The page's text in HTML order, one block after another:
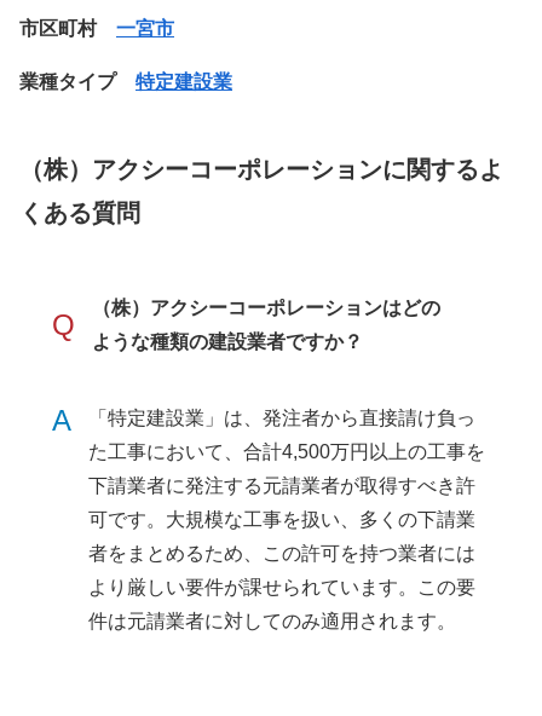
市区町村 一宮市
業種タイプ 特定建設業
（株）アクシーコーポレーションに関するよ
くある質問
Q
（株）アクシーコーポレーションはどの
ような種類の建設業者ですか？
A
「特定建設業」は、発注者から直接請け負っ
た工事において、合計4,500万円以上の工事を
下請業者に発注する元請業者が取得すべき許
可です。大規模な工事を扱い、多くの下請業
者をまとめるため、この許可を持つ業者には
より厳しい要件が課せられています。この要
件は元請業者に対してのみ適用されます。